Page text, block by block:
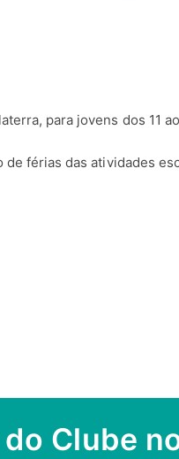
para jovens dos 11
férias das atividades
Clube